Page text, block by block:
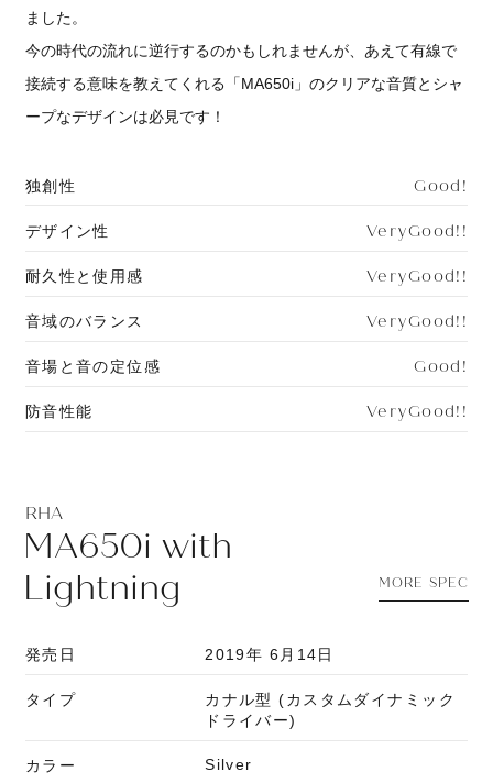
ました。
今の時代の流れに逆行するのかもしれませんが、あえて有線で
接続する意味を教えてくれる「MA650i」のクリアな音質とシャ
ープなデザインは必見です！
独創性 Good!
デザイン性 VeryGood!!
耐久性と使用感 VeryGood!!
音域のバランス VeryGood!!
音場と音の定位感 Good!
防音性能 VeryGood!!
RHA
MA650i with
Lightning
MORE SPEC
発売日 2019年 6月14日
タイプ
カナル型 (カスタムダイナミック
ドライバー)
カラー Silver